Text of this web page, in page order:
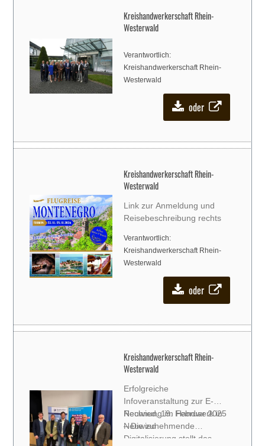
Kreishandwerkerschaft Rhein-
Westerwald
Verantwortlich:
Kreishandwerkerschaft Rhein-
Westerwald
oder
Kreishandwerkerschaft Rhein-
Westerwald
Link zur Anmeldung und
Reisebeschreibung rechts
Verantwortlich:
Kreishandwerkerschaft Rhein-
Westerwald
oder
Kreishandwerkerschaft Rhein-
Westerwald
Erfolgreiche
Infoveranstaltung zur E-
Rechnung im Handwerk in
Neuwied
Neuwied, 19. Februar 2025
– Die zunehmende
Digitalisierung stellt das